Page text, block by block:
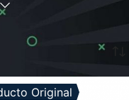
Original